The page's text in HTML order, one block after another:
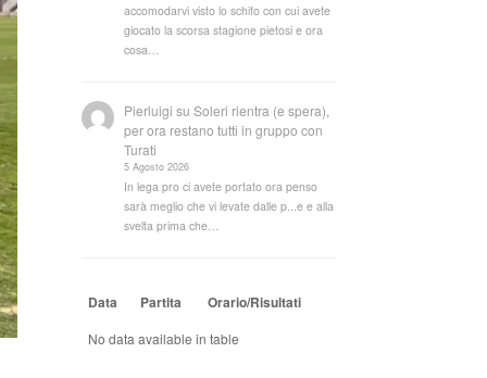
accomodarvi visto lo schifo con cui avete
giocato la scorsa stagione pietosi e ora
cosa…
Pierluigi suSoleri rientra (e spera),
per ora restano tutti in gruppo con
Turati
5 Agosto 2026
In lega pro ci avete portato ora penso
sarà meglio che vi levate dalle p...e e alla
svelta prima che…
Data Partita Orario/Risultati
No data available in table